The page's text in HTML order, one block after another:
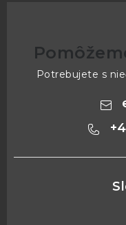
Potrebujete s